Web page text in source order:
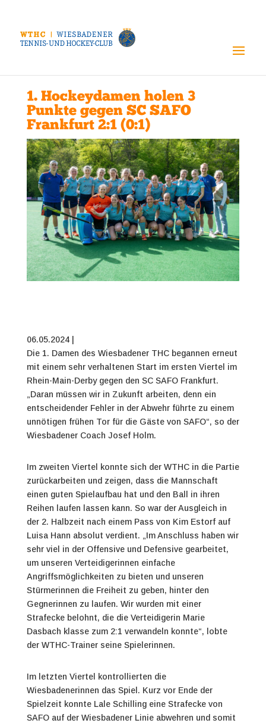
1. Hockeydamen holen 3
Punkte gegen SC SAFO
Frankfurt 2:1 (0:1)
06.05.2024 |
Die 1. Damen des Wiesbadener THC begannen erneut
mit einem sehr verhaltenen Start im ersten Viertel im
Rhein-Main-Derby gegen den SC SAFO Frankfurt.
„Daran müssen wir in Zukunft arbeiten, denn ein
entscheidender Fehler in der Abwehr führte zu einem
unnötigen frühen Tor für die Gäste von SAFO“, so der
Wiesbadener Coach Josef Holm.
Im zweiten Viertel konnte sich der WTHC in die Partie
zurückarbeiten und zeigen, dass die Mannschaft
einen guten Spielaufbau hat und den Ball in ihren
Reihen laufen lassen kann. So war der Ausgleich in
der 2. Halbzeit nach einem Pass von Kim Estorf auf
Luisa Hann absolut verdient. „Im Anschluss haben wir
sehr viel in der Offensive und Defensive gearbeitet,
um unseren Verteidigerinnen einfache
Angriffsmöglichkeiten zu bieten und unseren
Stürmerinnen die Freiheit zu geben, hinter den
Gegnerinnen zu laufen. Wir wurden mit einer
Strafecke belohnt, die die Verteidigerin Marie
Dasbach klasse zum 2:1 verwandeln konnte“, lobte
der WTHC-Trainer seine Spielerinnen.
Im letzten Viertel kontrollierten die
Wiesbadenerinnen das Spiel. Kurz vor Ende der
Spielzeit konnte Lale Schilling eine Strafecke von
SAFO auf der Wiesbadener Linie abwehren und somit